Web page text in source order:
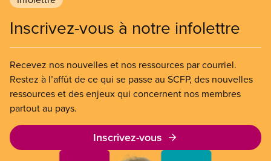
Inscrivez-vous à notre infolettre
Recevez nos nouvelles et nos ressources par courriel.
Restez à l’affût de ce qui se passe au SCFP, des nouvelles
ressources et des enjeux qui concernent nos membres
partout au pays.
Inscrivez-vous